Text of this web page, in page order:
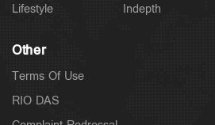
Lifestyle
Indepth
Other
Terms Of Use
RIO DAS